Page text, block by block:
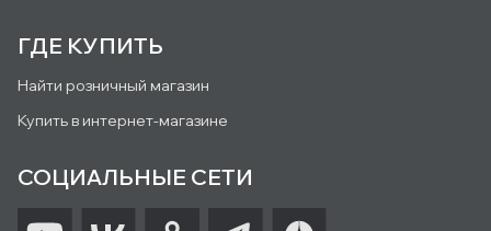
ГДЕ КУПИТЬ
Найти розничный магазин
Купить в интернет-магазине
СОЦИАЛЬНЫЕ СЕТИ